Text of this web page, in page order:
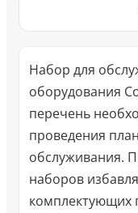
Набор для
оборудования
перечень
проведения
обслуживания.
наборов
комплектующих